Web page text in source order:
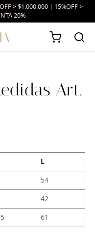
> $1.000.000 | 15%OFF >
20%
Art.
L
54
42
61